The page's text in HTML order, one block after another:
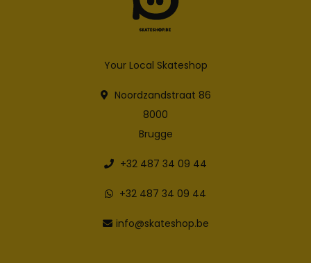
Your Local Skateshop
Noordzandstraat 86
8000
Brugge
+32 487 34 09 44
+32 487 34 09 44
info@skateshop.be